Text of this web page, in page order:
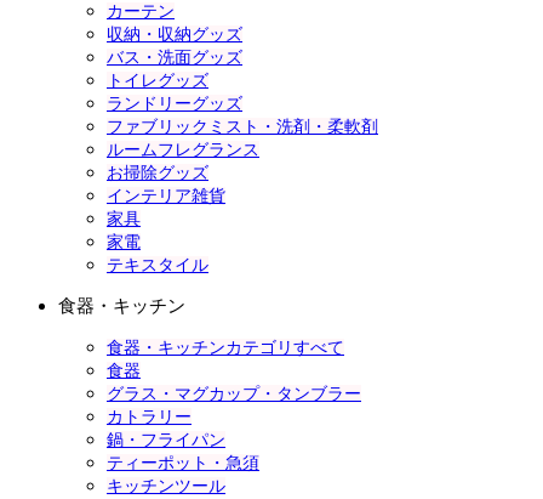
カーテン
収納・収納グッズ
バス・洗面グッズ
トイレグッズ
ランドリーグッズ
ファブリックミスト・洗剤・柔軟剤
ルームフレグランス
お掃除グッズ
インテリア雑貨
家具
家電
テキスタイル
食器・キッチン
食器・キッチンカテゴリすべて
食器
グラス・マグカップ・タンブラー
カトラリー
鍋・フライパン
ティーポット・急須
キッチンツール